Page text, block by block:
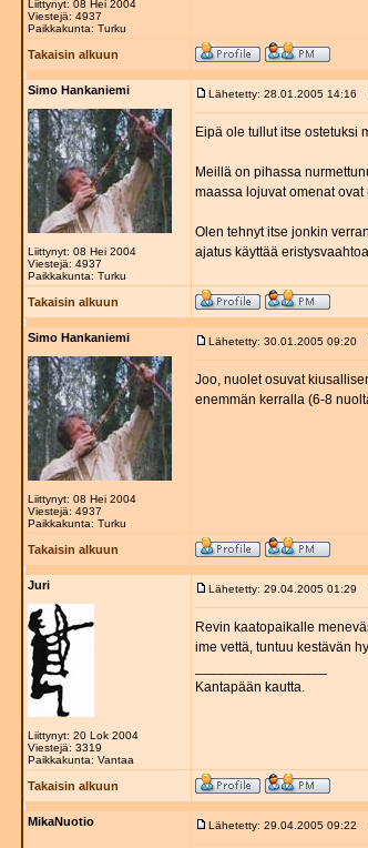
Liittynyt: 08 Hei 2004
Viestejä: 4937
Paikkakunta: Turku
Takaisin alkuun
Simo Hankaniemi
Liittynyt: 08 Hei 2004
Viestejä: 4937
Paikkakunta: Turku
Lähetetty: 28.01.2005 14:16
Eipä ole tullut itse ostetuksi
Meillä on pihassa
maassa lojuvat omenat
Olen tehnyt itse jonkin
ajatus käyttää
Takaisin alkuun
Simo Hankaniemi
Liittynyt: 08 Hei 2004
Viestejä: 4937
Paikkakunta: Turku
Lähetetty: 30.01.2005 09:20
Joo, nuolet osuvat
enemmän kerralla (6-8
Takaisin alkuun
Juri
Liittynyt: 20 Lok 2004
Viestejä: 3319
Paikkakunta: Vantaa
Lähetetty: 29.04.2005 01:29
Revin kaatopaikalle
ime vettä, tuntuu kestävän
Kantapään kautta.
Takaisin alkuun
MikaNuotio Lähetetty: 29.04.2005 09:22